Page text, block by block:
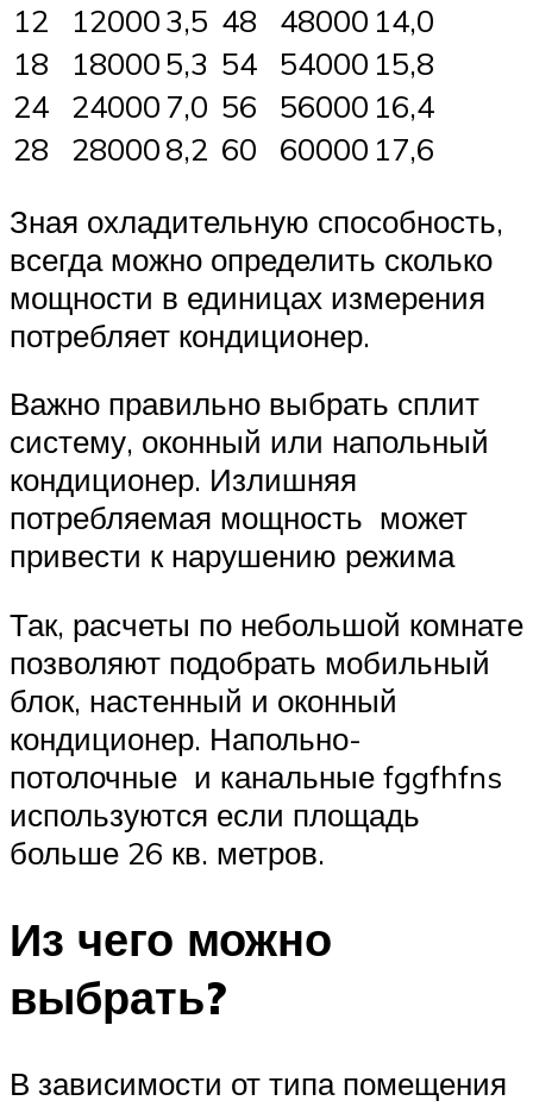
12
120003,5 48 48000 14,0
18
180005,3 54 54000 15,8
24
24000 7,0 56 56000 16,4
28
280008,2 60 60000 17,6
Зная охладительную способность,
всегда можно определить сколько
мощности в единицах измерения
потребляет кондиционер.
Важно правильно выбрать сплит
систему, оконный или напольный
кондиционер. Излишняя
потребляемая мощность может
привести к нарушению режима
Так, расчеты по небольшой комнате
позволяют подобрать мобильный
блок, настенный и оконный
кондиционер. Напольно-
потолочные и канальные fggfhfns
используются если площадь
больше 26 кв. метров.
Из чего можно
выбрать?
В зависимости от типа помещения